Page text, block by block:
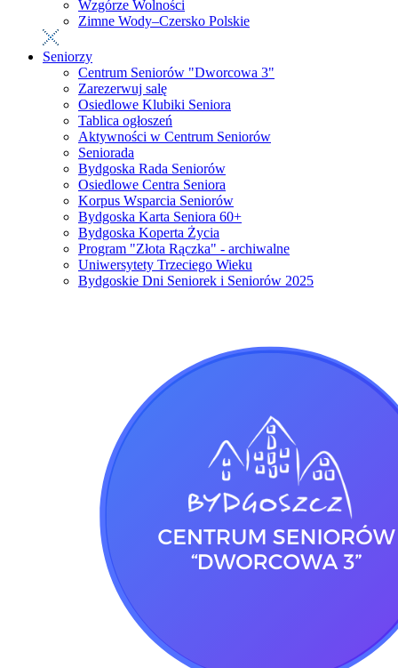
Wzgórze Wolności
Zimne Wody–Czersko Polskie
Seniorzy
Centrum Seniorów "Dworcowa 3"
Zarezerwuj salę
Osiedlowe Klubiki Seniora
Tablica ogłoszeń
Aktywności w Centrum Seniorów
Seniorada
Bydgoska Rada Seniorów
Osiedlowe Centra Seniora
Korpus Wsparcia Seniorów
Bydgoska Karta Seniora 60+
Bydgoska Koperta Życia
Program "Złota Rączka" - archiwalne
Uniwersytety Trzeciego Wieku
Bydgoskie Dni Seniorek i Seniorów 2025